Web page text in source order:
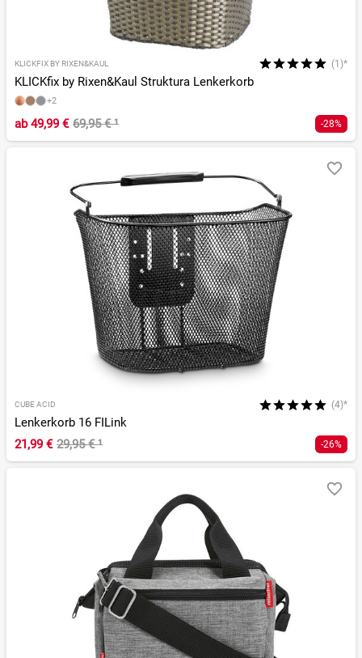
KLICKFIX BY RIXEN&KAUL (1)*
KLICKfix by Rixen&Kaul Struktura Lenkerkorb
+2
ab49,99 € 69,95 €¹ -28%
CUBE ACID (4)*
Lenkerkorb 16 FILink
21,99 € 29,95 €¹ -26%